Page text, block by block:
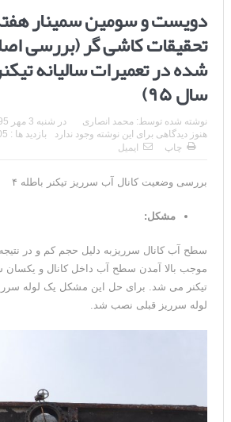
دویست و سومین سمینار
تحقیقات کاشی گر (بررسی
شده در تعمیرات سالیانه
سال ۹۵)
نوشته شده توسط: محمد انصاری در شنبه 3 مهر 1395
هنوز دیدگاهی برای این نوشته وجود ندارد
بازدید ها : 3,305
چاپ
ایمیل
بررسی وضعیت کانال آب سرریز تیکنر باطله ۴
مشکل:
سطح آب کانال سرریزبه دلیل حجم کم و در
موجب بالا آمدن سطح آب داخل کانال و
تیکنر می شد. برای حل این مشکل یک لوله
لوله سرریز قبلی نصب شد.